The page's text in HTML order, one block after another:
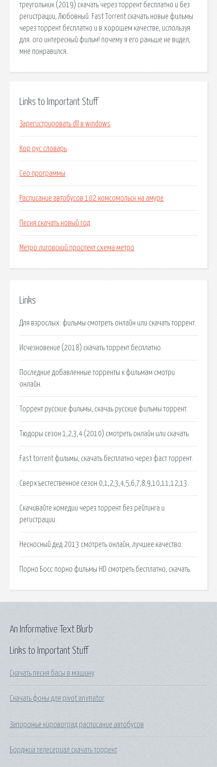
треугольник (2019) скачать через торрент бесплатно и без
регистрации, Любовный. Fast Torrent скачать новые фильмы
через торрент бесплатно и в хорошем качестве, используя
для. ого интересный фильм! почему я его раньше не видел,
мне понравился.
Links to Important Stuff
Зарегистрировать dll в windows
Кор рус словарь
Сео программы
Расписание автобусов 102 комсомольск на амуре
Песня скачать новый год
Метро лиговский проспект схема метро
Links
Для взрослых: фильмы смотреть онлайн или скачать торрент.
Исчезновение (2018) скачать торрент бесплатно.
Последние добавленные торренты к фильмам смотри
онлайн.
Торрент русские фильмы, скачаь русские фильмы торрент.
Тюдоры сезон 1,2,3,4 (2010) смотреть онлайн или скачать.
Fast torrent фильмы, скачать бесплатно через фаст торрент.
Сверхъестественное сезон 0,1,2,3,4,5,6,7,8,9,10,11,12,13.
Скачивайте комедии через торрент без рейтинга и
регистрации.
Несносный дед 2013 смотреть онлайн, лучшее качество.
Порно Босс порно фильмы HD смотреть бесплатно, скачать.
Links to Important Stuff
Скачать песня басы в машину
Скачать фоны для pivot animator
Запорожье кировоград расписание автобусов
Борджиа телесериал скачать торрент
An Informative Text Blurb